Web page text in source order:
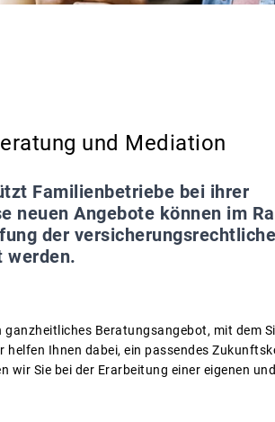
und Mediation
Familienbetriebe bei ihrer
Angebote können im
der
werden.
Beratungsangebot, mit dem
Ihnen dabei, ein passendes
Sie bei der Erarbeitung einer eigenen